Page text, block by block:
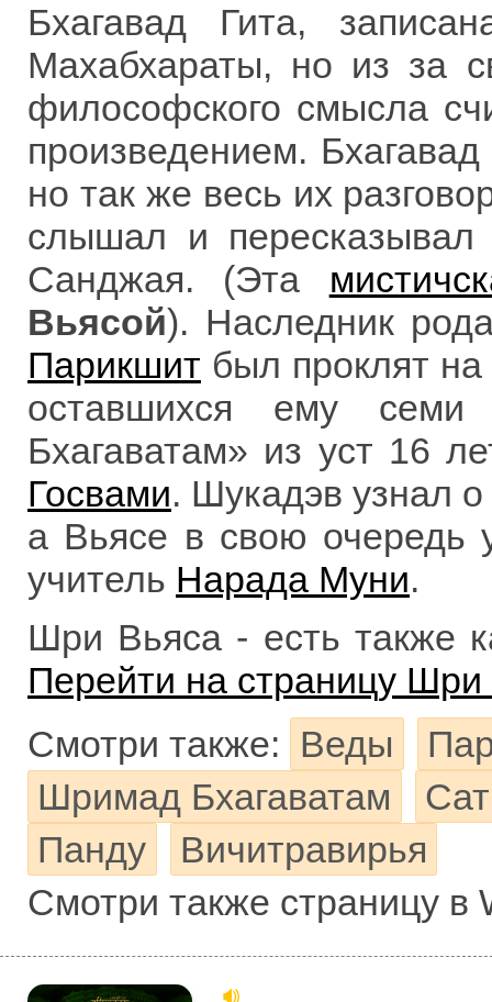
Бхагавад Гита,
Махабхараты, но из за
философского смысла
произведением.
но так же весь их
слышал и пересказывал
Санджая. (Эта
Вьясой). Наследник
Парикшит был проклят
оставшихся ему
Бхагаватам» из уст 16
Госвами. Шукадэв узнал о
а Вьясе в свою очередь
учитель Нарада Муни.
Шри Вьяса - есть также
Перейти на страницу
Смотри также: Веды
Шримад Бхагаватам
Панду
Вичитравирья
Смотри также страницу в